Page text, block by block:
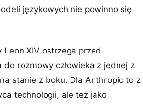
językowych nie powinno się
XIV ostrzega przed
rozmowy człowieka z jednej z
stanie z boku. Dla Anthropic to z
technologii, ale też jako